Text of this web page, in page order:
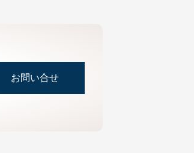
お問い合せ